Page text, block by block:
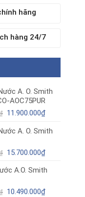
hãng
hàng 24/7
A. O. Smith
AOC75PUR
Giá
là:
11.900.000₫Giá
tại
11.900.000₫.
A. O. Smith
Giá
là:
15.700.000₫Giá
tại
15.700.000₫.
A.O. Smith
Giá
10.490.000₫Giá